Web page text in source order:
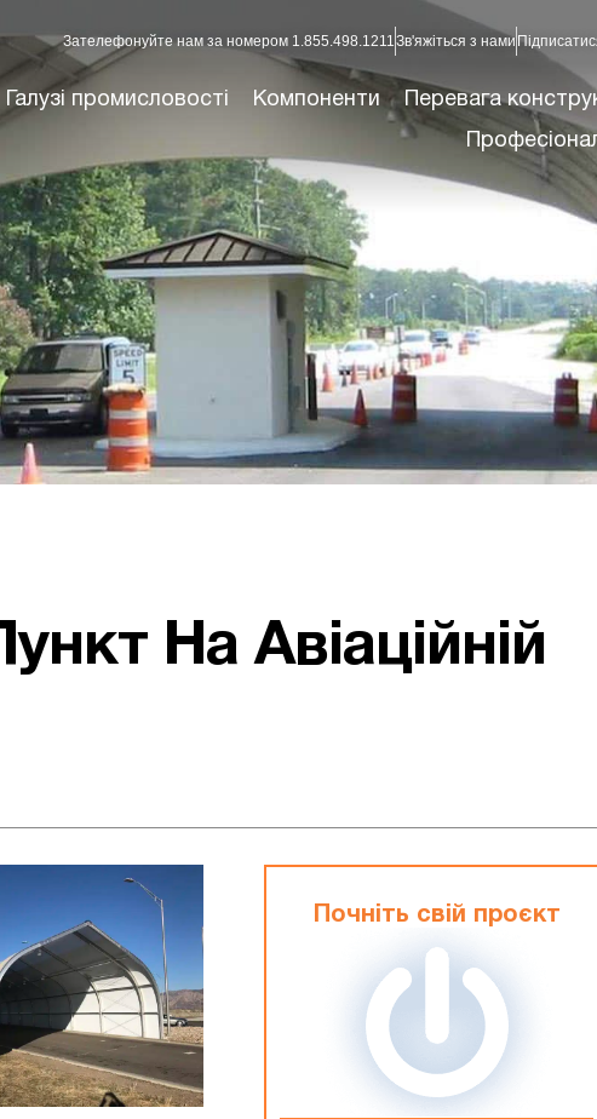
Зателефонуйте нам за номером 1.855.498.1211Зв'яжіться з нами
Галузі промисловості Компоненти
Перевага
На Авіаційній
Почніть свій проєкт